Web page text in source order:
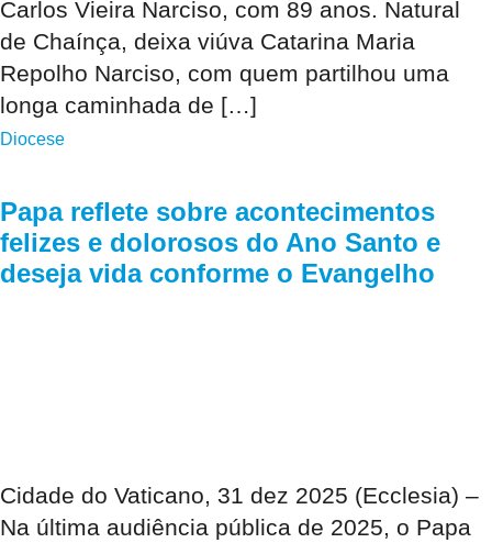
Carlos Vieira Narciso, com 89 anos. Natural
de Chaínça, deixa viúva Catarina Maria
Repolho Narciso, com quem partilhou uma
longa caminhada de […]
Diocese
Papa reflete sobre acontecimentos
felizes e dolorosos do Ano Santo e
deseja vida conforme o Evangelho
Cidade do Vaticano, 31 dez 2025 (Ecclesia) –
Na última audiência pública de 2025, o Papa